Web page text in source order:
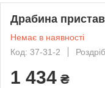
Драбина
Немає в наявності
Код: 37-31-2
Роздріб
1 434 ₴